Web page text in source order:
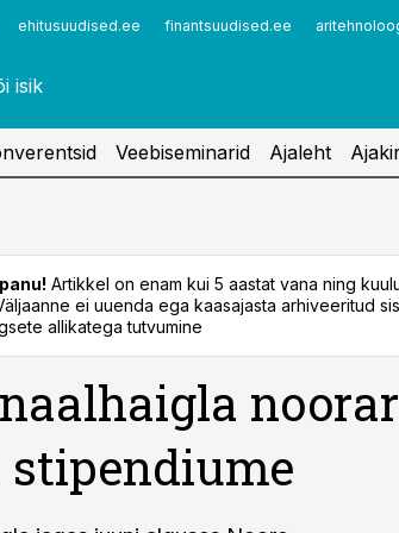
ehitusuudised.ee finantsuudised.ee
Veebiseminarid Ajaleht
Artikkel on enam kui 5 aastat vana ning
ei uuenda ega kaasajasta arhiveeritud
allikatega tutvumine